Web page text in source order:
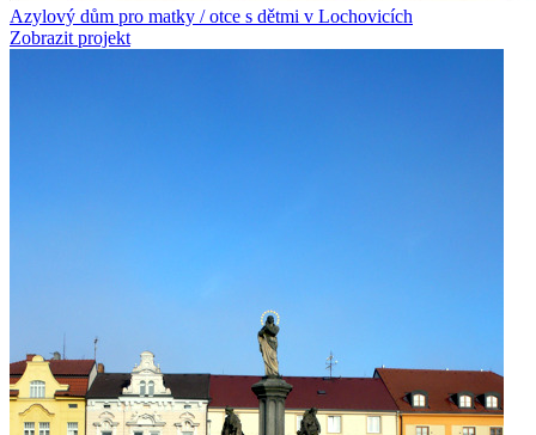
Azylový dům pro matky / otce s dětmi v Lochovicích
Zobrazit projekt